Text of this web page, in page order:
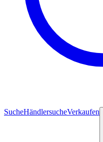
SucheHändlersucheVerkaufen